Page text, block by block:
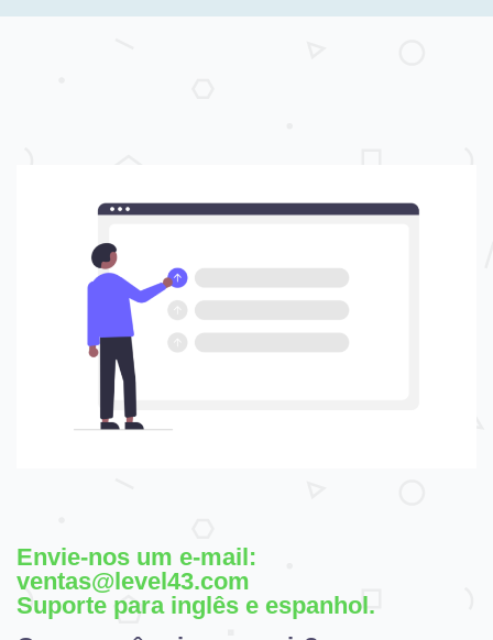
Envie-nos um e-mail:
ventas@level43.com
Suporte para inglês e espanhol.